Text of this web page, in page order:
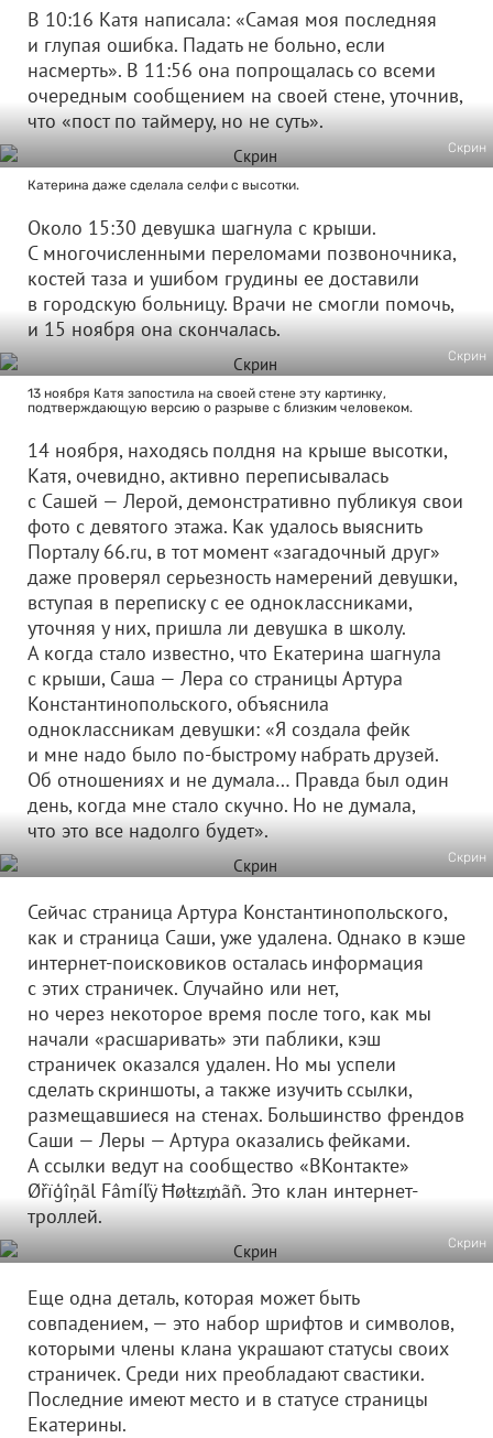
В 10:16 Катя написала: «Самая моя последняя
и глупая ошибка. Падать не больно, если
насмерть». В 11:56 она попрощалась со всеми
очередным сообщением на своей стене, уточнив,
что «пост по таймеру, но не суть».
Скрин
Катерина даже сделала селфи с высотки.
Около 15:30 девушка шагнула с крыши.
С многочисленными переломами позвоночника,
костей таза и ушибом грудины ее доставили
в городскую больницу. Врачи не смогли помочь,
и 15 ноября она скончалась.
Скрин
13 ноября Катя запостила на своей стене эту картинку,
подтверждающую версию о разрыве с близким человеком.
14 ноября, находясь полдня на крыше высотки,
Катя, очевидно, активно переписывалась
с Сашей — Лерой, демонстративно публикуя свои
фото с девятого этажа. Как удалось выяснить
Порталу 66.ru, в тот момент «загадочный друг»
даже проверял серьезность намерений девушки,
вступая в переписку с ее одноклассниками,
уточняя у них, пришла ли девушка в школу.
А когда стало известно, что Екатерина шагнула
с крыши, Саша — Лера со страницы Артура
Константинопольского, объяснила
одноклассникам девушки: «Я создала фейк
и мне надо было по-быстрому набрать друзей.
Об отношениях и не думала… Правда был один
день, когда мне стало скучно. Но не думала,
что это все надолго будет».
Скрин
Сейчас страница Артура Константинопольского,
как и страница Саши, уже удалена. Однако в кэше
интернет-поисковиков осталась информация
с этих страничек. Случайно или нет,
но через некоторое время после того, как мы
начали «расшаривать» эти паблики, кэш
страничек оказался удален. Но мы успели
сделать скриншоты, а также изучить ссылки,
размещавшиеся на стенах. Большинство френдов
Саши — Леры — Артура оказались фейками.
А ссылки ведут на сообщество «ВКонтакте»
Øřïģîņãl Fâmíľÿ Ħøłŧƶ₥ãñ. Это клан интернет-
троллей.
Скрин
Еще одна деталь, которая может быть
совпадением, — это набор шрифтов и символов,
которыми члены клана украшают статусы своих
страничек. Среди них преобладают свастики.
Последние имеют место и в статусе страницы
Екатерины.